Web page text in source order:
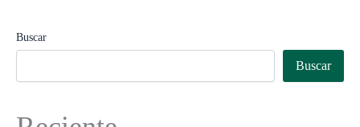
Buscar
Buscar